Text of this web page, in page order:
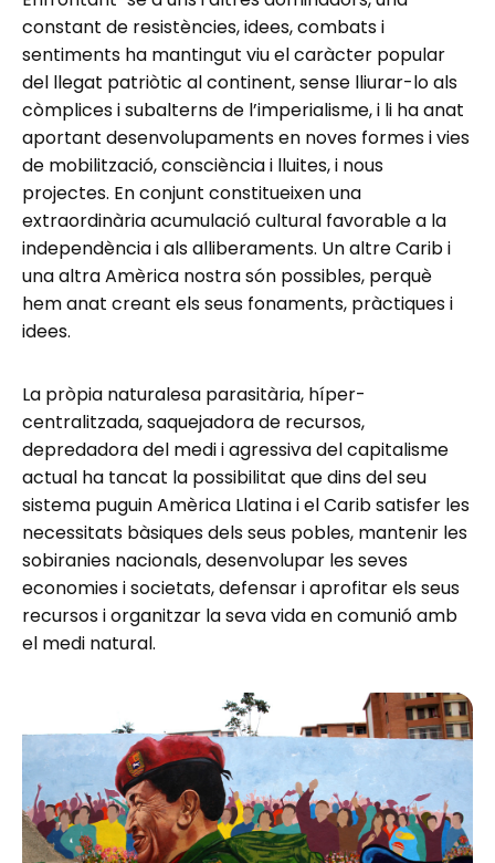
constant de resistències, idees, combats i
sentiments ha mantingut viu el caràcter popular
del llegat patriòtic al continent, sense lliurar-lo als
còmplices i subalterns de l’imperialisme, i li ha anat
aportant desenvolupaments en noves formes i vies
de mobilització, consciència i lluites, i nous
projectes. En conjunt constitueixen una
extraordinària acumulació cultural favorable a la
independència i als alliberaments. Un altre Carib i
una altra Amèrica nostra són possibles, perquè
hem anat creant els seus fonaments, pràctiques i
idees.
La pròpia naturalesa parasitària, híper-
centralitzada, saquejadora de recursos,
depredadora del medi i agressiva del capitalisme
actual ha tancat la possibilitat que dins del seu
sistema puguin Amèrica Llatina i el Carib satisfer les
necessitats bàsiques dels seus pobles, mantenir les
sobiranies nacionals, desenvolupar les seves
economies i societats, defensar i aprofitar els seus
recursos i organitzar la seva vida en comunió amb
el medi natural.